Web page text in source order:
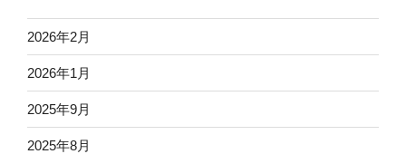
2026年2月
2026年1月
2025年9月
2025年8月